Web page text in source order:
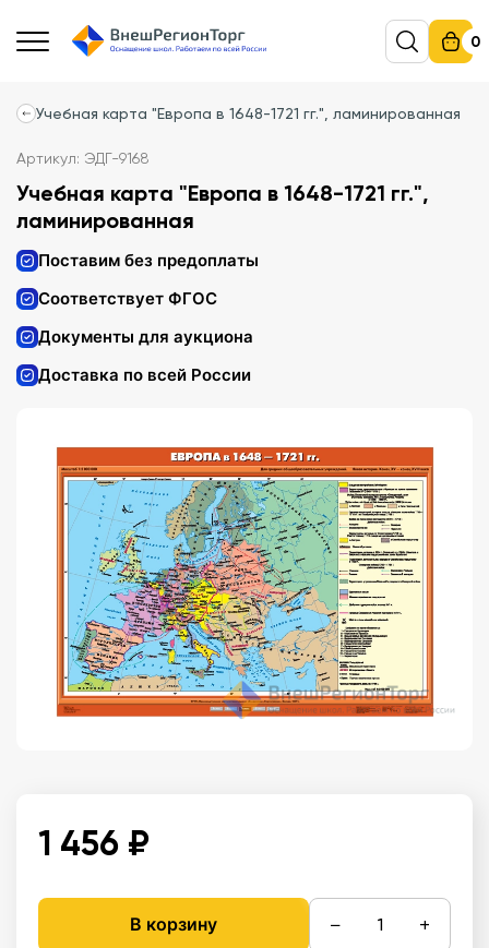
0
Учебная карта "Европа в 1648-1721 гг.", ламинированная
Артикул: ЭДГ-9168
Учебная карта "Европа в 1648-1721 гг.",
ламинированная
Поставим без предоплаты
Соответствует ФГОС
Документы для аукциона
Доставка по всей России
1 456 ₽
В корзину − +